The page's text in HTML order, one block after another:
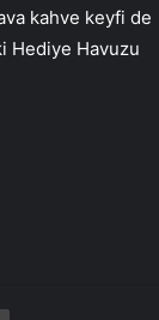
kahve keyfi de
Hediye Havuzu
Yazdır